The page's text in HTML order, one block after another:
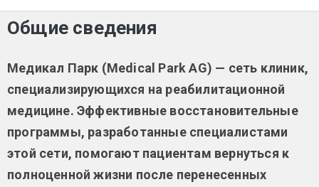
Общие сведения
Медикал Парк (Medical Park AG) — сеть клиник,
специализирующихся на реабилитационной
медицине. Эффективные восстановительные
программы, разработанные специалистами
этой сети, помогают пациентам вернуться к
полноценной жизни после перенесенных